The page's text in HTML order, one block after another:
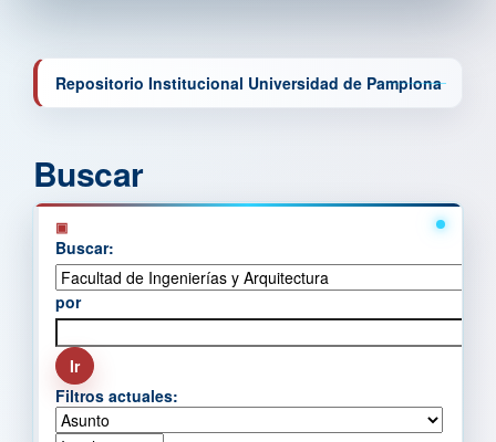
Repositorio Institucional Universidad de Pamplona
Buscar
Buscar:
por
Filtros actuales: